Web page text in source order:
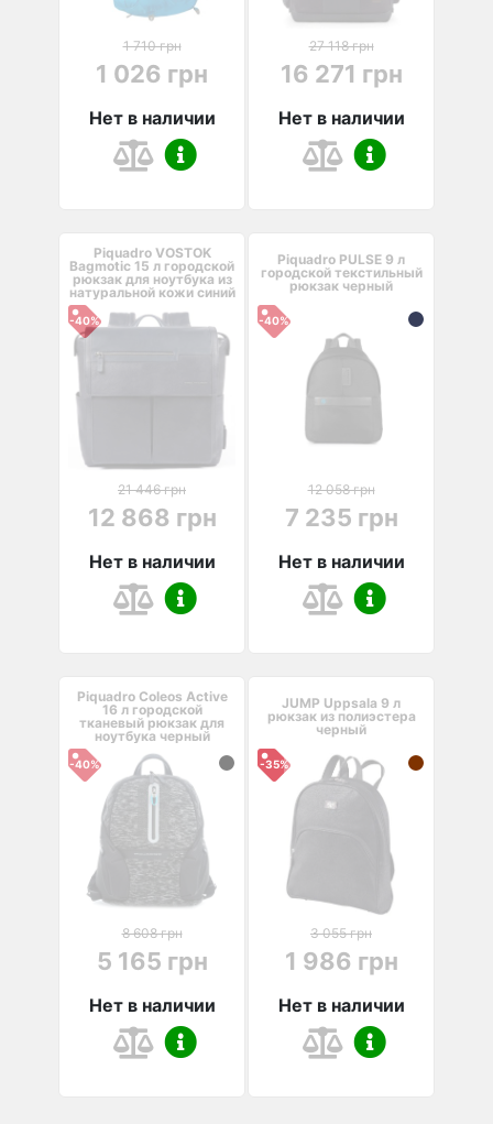
1 710 грн
1 026 грн
Нет в наличии
27 118 грн
16 271 грн
Нет в наличии
Piquadro VOSTOK
Bagmotic 15 л городской
рюкзак для ноутбука из
натуральной кожи синий
-40%
21 446 грн
12 868 грн
Нет в наличии
Piquadro PULSE 9 л
городской текстильный
рюкзак черный
-40%
12 058 грн
7 235 грн
Нет в наличии
Piquadro Coleos Active
16 л городской
тканевый рюкзак для
ноутбука черный
-40%
8 608 грн
5 165 грн
Нет в наличии
JUMP Uppsala 9 л
рюкзак из полиэстера
черный
-35%
3 055 грн
1 986 грн
Нет в наличии